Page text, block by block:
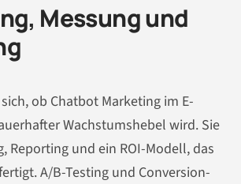
Messung und
ob Chatbot Marketing im E-
Wachstumshebel wird. Sie
Reporting und ein ROI-Modell, das
A/B-Testing und Conversion-